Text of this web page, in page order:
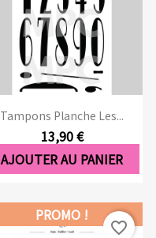
Tampons Planche Les...
13,90 €
AJOUTER AU PANIER
PROMO !
favorite_border